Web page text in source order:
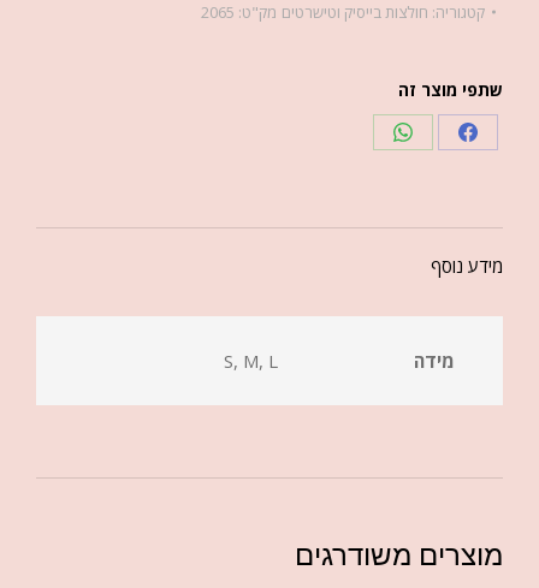
קטגוריה: חולצות בייסיק וטישרטים מק"ט: 2065
שתפי מוצר זה
מידע נוסף
מידה S, M, L
מוצרים משודרגים